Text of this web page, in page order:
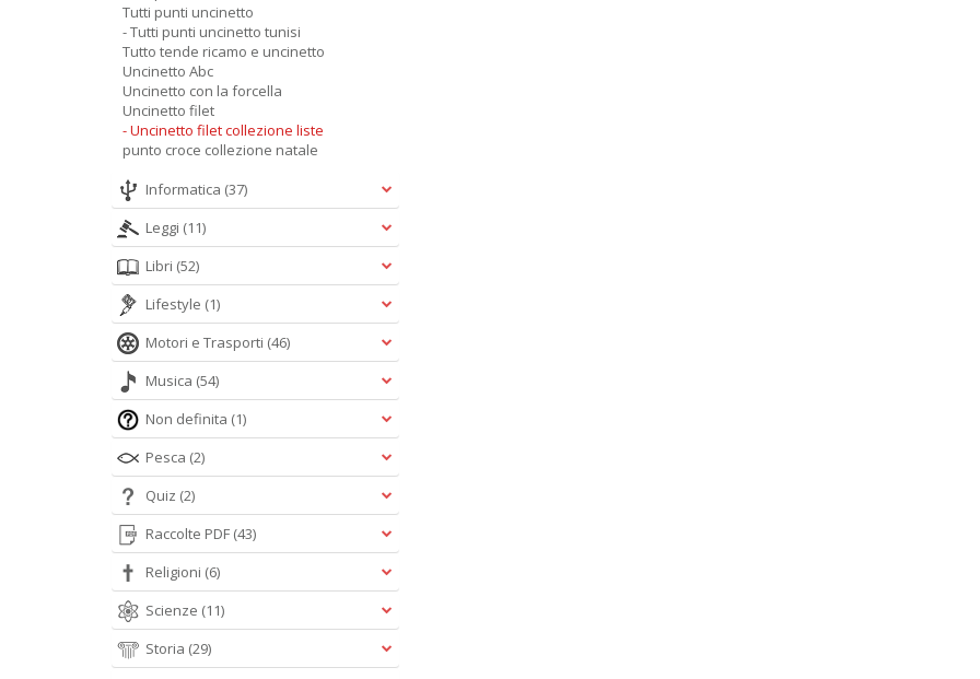
Tutti punti uncinetto
- Tutti punti uncinetto tunisi
Tutto tende ricamo e uncinetto
Uncinetto Abc
Uncinetto con la forcella
Uncinetto filet
- Uncinetto filet collezione liste
punto croce collezione natale
Informatica (37)
Leggi (11)
Libri (52)
Lifestyle (1)
Motori e Trasporti (46)
Musica (54)
Non definita (1)
Pesca (2)
Quiz (2)
Raccolte PDF (43)
Religioni (6)
Scienze (11)
Storia (29)